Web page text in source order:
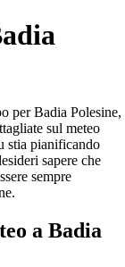
per Badia Polesine,
sul meteo
stia pianificando
sapere che
sempre
a Badia